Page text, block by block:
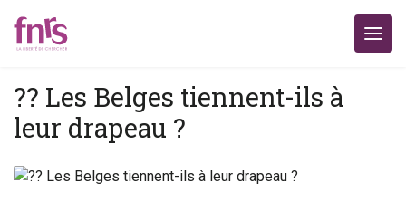
?? Les Belges tiennent-ils à
leur drapeau ?